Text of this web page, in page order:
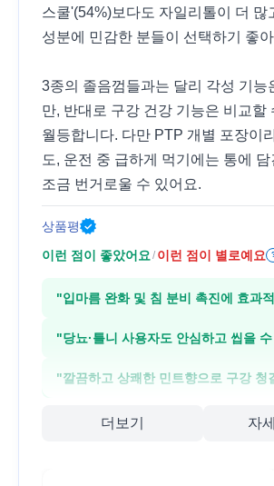
스쿨'(54%)보다도 자일리톨이 더 많
성분에 민감한 분들이 선택하기 좋
3종의 졸음껌들과는 달리 각성 기능
만, 반대로 구강 건강 기능은 비교할
월등합니다. 다만 PTP 개별 포장이
도, 운전 중 급하게 먹기에는 통에
조금 번거로울 수 있어요.
상품평
이런 점이 좋았어요 / 이런 점이 별로예요
"입마름 완화 및 침 분비 촉진에 효과
"당뇨·틀니 사용자도 안심하고 씹을
"깔끔하고 상쾌한 민트향으로 구강 청
더보기 자